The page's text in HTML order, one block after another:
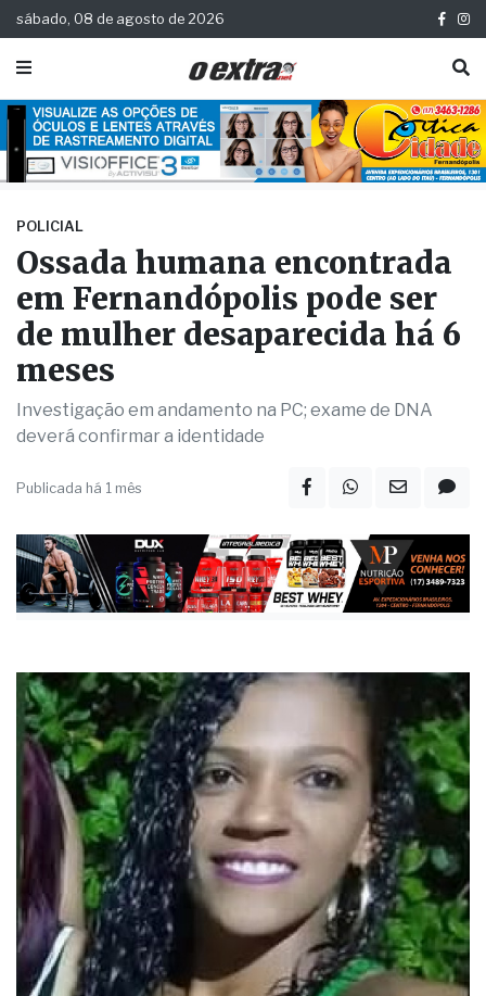
sábado, 08 de agosto de 2026
POLICIAL
Ossada humana encontrada
em Fernandópolis pode ser
de mulher desaparecida há 6
meses
Investigação em andamento na PC; exame de DNA
Publicada há 1 mês